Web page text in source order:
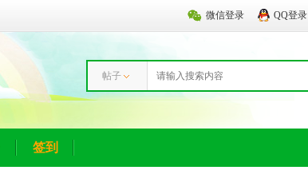
微信登录 QQ登录
帖子
签到